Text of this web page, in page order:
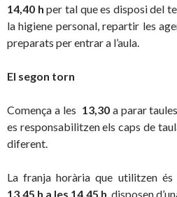
14,40 h per tal que es disposi del
la higiene personal, repartir les
preparats per entrar a l’aula.
El segon torn
Comença a les 13,30 a parar
es responsabilitzen els caps de
diferent.
La franja horària que utilitzen és
13,45 h a les 14,45 h, disposen